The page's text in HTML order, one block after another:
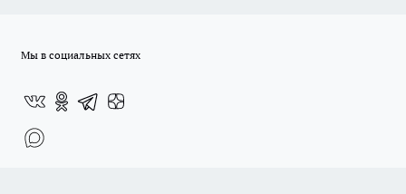
Мы в социальных сетях